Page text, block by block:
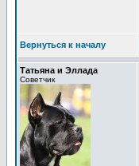
Вернуться к началу
Татьяна и Эллада
Советчик